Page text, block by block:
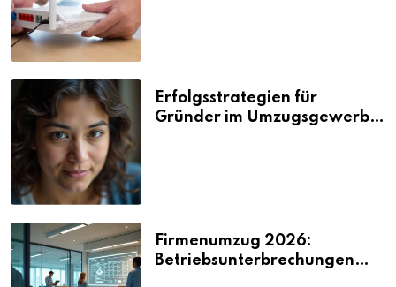
Erfolgsstrategien für
Gründer im Umzugsgewerbe
Firmenumzug 2026:
Betriebsunterbrechungen